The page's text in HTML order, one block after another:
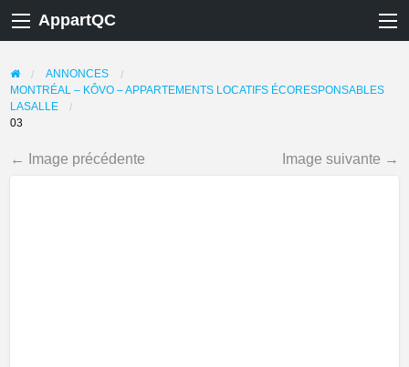
AppartQC
ANNONCES
MONTRÉAL – KÔVO – APPARTEMENTS LOCATIFS ÉCORESPONSABLES
LASALLE
03
← Image précédente Image suivante →